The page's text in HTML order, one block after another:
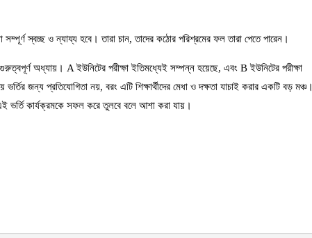
সম্পূর্ণ স্বচ্ছ ও ন্যায্য হবে। তারা চান, তাদের কঠোর পরিশ্রমের ফল তারা পেতে পারেন।
গুরুত্বপূর্ণ অধ্যায়। A ইউনিটের পরীক্ষা ইতিমধ্যেই সম্পন্ন হয়েছে, এবং B ইউনিটের পরীক্ষা
জন্য প্রতিযোগিতা নয়, বরং এটি শিক্ষার্থীদের মেধা ও দক্ষতা যাচাই করার একটি বড় মঞ্চ।
এই ভর্তি কার্যক্রমকে সফল করে তুলবে বলে আশা করা যায়।